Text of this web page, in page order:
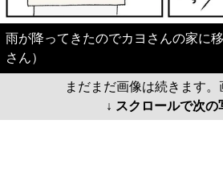
雨が降ってきたのでカヨさんの家に
さん）
まだまだ画像は続きます。
↓ スクロールで次の